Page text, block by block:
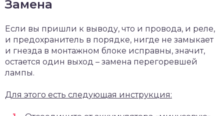
Замена
Если вы пришли к выводу, что и провода, и реле,
и предохранитель в порядке, нигде не замыкает
и гнезда в монтажном блоке исправны, значит,
остается один выход – замена перегоревшей
лампы.
Для этого есть следующая инструкция: